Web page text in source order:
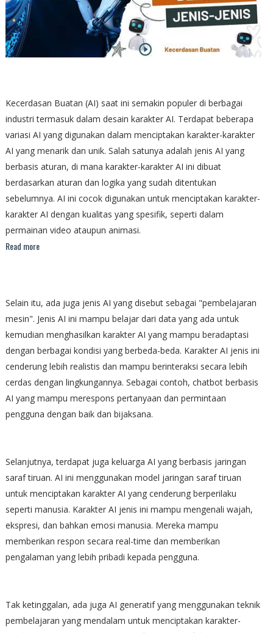
Kecerdasan Buatan (AI) saat ini semakin populer di berbagai
industri termasuk dalam desain karakter AI. Terdapat beberapa
variasi AI yang digunakan dalam menciptakan karakter-karakter
AI yang menarik dan unik. Salah satunya adalah jenis AI yang
berbasis aturan, di mana karakter-karakter AI ini dibuat
berdasarkan aturan dan logika yang sudah ditentukan
sebelumnya. AI ini cocok digunakan untuk menciptakan karakter-
karakter AI dengan kualitas yang spesifik, seperti dalam
permainan video ataupun animasi.
Read more
Selain itu, ada juga jenis AI yang disebut sebagai "pembelajaran
mesin". Jenis AI ini mampu belajar dari data yang ada untuk
kemudian menghasilkan karakter AI yang mampu beradaptasi
dengan berbagai kondisi yang berbeda-beda. Karakter AI jenis ini
cenderung lebih realistis dan mampu berinteraksi secara lebih
cerdas dengan lingkungannya. Sebagai contoh, chatbot berbasis
AI yang mampu merespons pertanyaan dan permintaan
pengguna dengan baik dan bijaksana.
Selanjutnya, terdapat juga keluarga AI yang berbasis jaringan
saraf tiruan. AI ini menggunakan model jaringan saraf tiruan
untuk menciptakan karakter AI yang cenderung berperilaku
seperti manusia. Karakter AI jenis ini mampu mengenali wajah,
ekspresi, dan bahkan emosi manusia. Mereka mampu
memberikan respon secara real-time dan memberikan
pengalaman yang lebih pribadi kepada pengguna.
Tak ketinggalan, ada juga AI generatif yang menggunakan teknik
pembelajaran yang mendalam untuk menciptakan karakter-